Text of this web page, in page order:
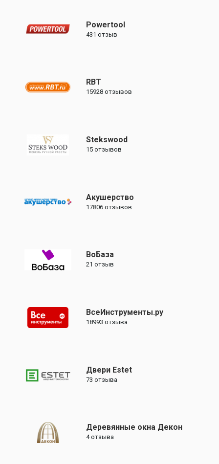
Powertool
431 отзыв
RBT
15928отзывов
Stekswood
15отзывов
Акушерство
17806отзывов
ВоБаза
21 отзыв
ВсеИнструменты.ру
18993 отзыва
Двери Estet
73 отзыва
Деревянные окна Декон
4отзыва